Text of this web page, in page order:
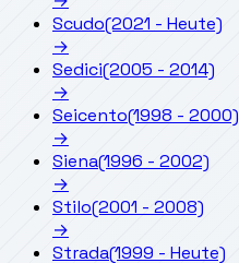
Scudo(2021 - Heute)
→
Sedici(2005 - 2014)
→
Seicento(1998 - 2000)
→
Siena(1996 - 2002)
→
Stilo(2001 - 2008)
→
Strada(1999 - Heute)